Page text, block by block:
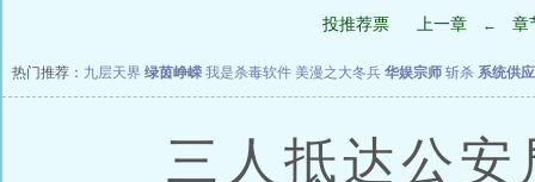
投推荐票 上一章 ← 章
热门推荐： 九层天界 绿茵峥嵘 我是杀毒软件 美漫之大冬兵 华娱宗师 斩杀 系统供
三人抵达公安